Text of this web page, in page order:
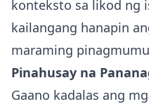
konteksto sa likod ng
kailangang hanapin
maraming
Pinahusay na
Gaano kadalas ang